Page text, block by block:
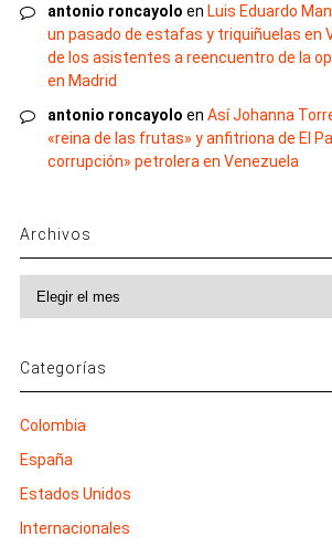
antonio roncayolo en Luis Eduardo
un pasado de estafas y triquiñuelas en
de los asistentes a reencuentro de la
en Madrid
antonio roncayolo en Así Johanna
«reina de las frutas» y anfitriona de El
corrupción» petrolera en Venezuela
Archivos
Categorías
Colombia
España
Estados Unidos
Internacionales